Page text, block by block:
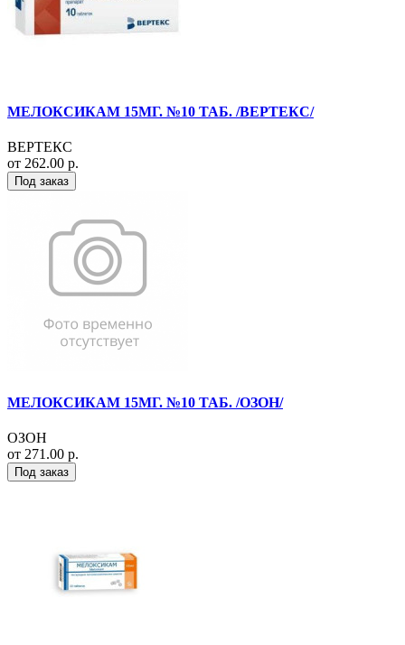
МЕЛОКСИКАМ 15МГ. №10 ТАБ. /ВЕРТЕКС/
ВЕРТЕКС
от 262.00 р.
Под заказ
МЕЛОКСИКАМ 15МГ. №10 ТАБ. /ОЗОН/
ОЗОН
от 271.00 р.
Под заказ